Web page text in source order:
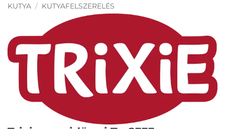
KUTYA / KUTYAFELSZERELÉS